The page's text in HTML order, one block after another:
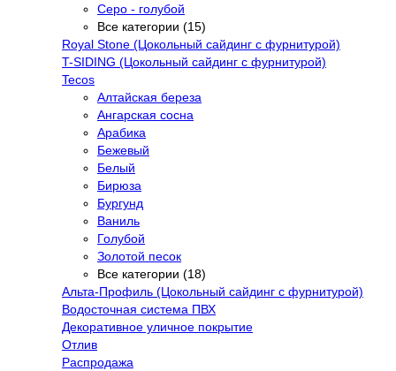
Серо - голубой
Все категории (15)
Royal Stone (Цокольный сайдинг с фурнитурой)
T-SIDING (Цокольный сайдинг с фурнитурой)
Tecos
Алтайская береза
Ангарская сосна
Арабика
Бежевый
Белый
Бирюза
Бургунд
Ваниль
Голубой
Золотой песок
Все категории (18)
Альта-Профиль (Цокольный сайдинг с фурнитурой)
Водосточная система ПВХ
Декоративное уличное покрытие
Отлив
Распродажа